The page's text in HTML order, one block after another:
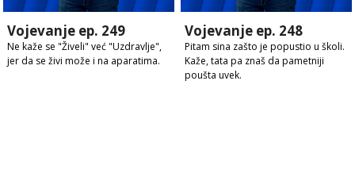
Vojevanje ep. 249
Ne kaže se "Živeli" već "Uzdravlje",
jer da se živi može i na aparatima.
Vojevanje ep. 248
Pitam sina zašto je popustio u školi.
Kaže, tata pa znaš da pametniji
poušta uvek.